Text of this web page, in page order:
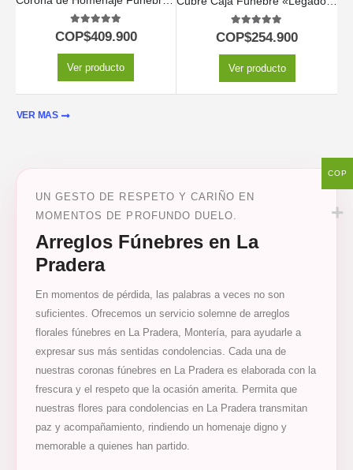
5.00out of 5
COP$409.900
Ver producto
5.00out of 5
COP$254.900
Ver producto
VER MAS
UN GESTO DE RESPETO Y CARIÑO EN
MOMENTOS DE PROFUNDO DUELO.
Arreglos Fúnebres en La
Pradera
En momentos de pérdida, las palabras a veces no son
suficientes. Ofrecemos un servicio solemne de arreglos
florales fúnebres en La Pradera, Montería, para ayudarle a
expresar sus más sentidas condolencias. Cada una de
nuestras coronas fúnebres en La Pradera es elaborada con la
frescura y el respeto que la ocasión amerita. Permita que
nuestras flores para condolencias en La Pradera transmitan
paz y acompañamiento, rindiendo un homenaje digno y
memorable a quienes han partido.
COP